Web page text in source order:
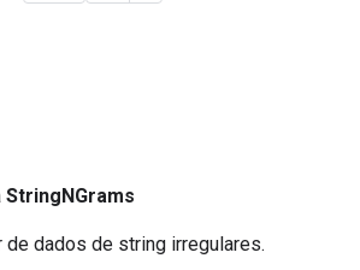
StringNGrams
de dados de string irregulares.